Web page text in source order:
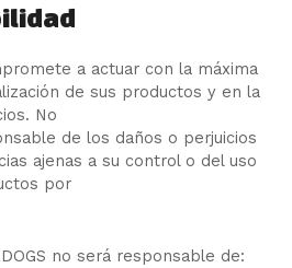
a actuar con la máxima
de sus productos y en la
No
de los daños o perjuicios
ajenas a su control o del uso
por
no será responsable de: